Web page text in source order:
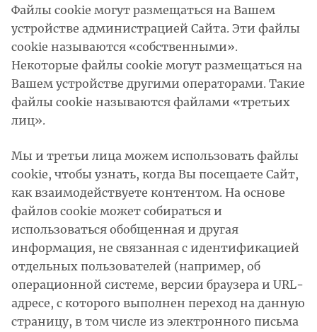
Файлы cookie могут размещаться на Вашем
устройстве администрацией Сайта. Эти файлы
cookie называются «собственными».
Некоторые файлы cookie могут размещаться на
Вашем устройстве другими операторами. Такие
файлы cookie называются файлами «третьих
лиц».
Мы и третьи лица можем использовать файлы
cookie, чтобы узнать, когда Вы посещаете Сайт,
как взаимодействуете контентом. На основе
файлов cookie может собираться и
использоваться обобщенная и другая
информация, не связанная с идентификацией
отдельных пользователей (например, об
операционной системе, версии браузера и URL-
адресе, с которого выполнен переход на данную
страницу, в том числе из электронного письма